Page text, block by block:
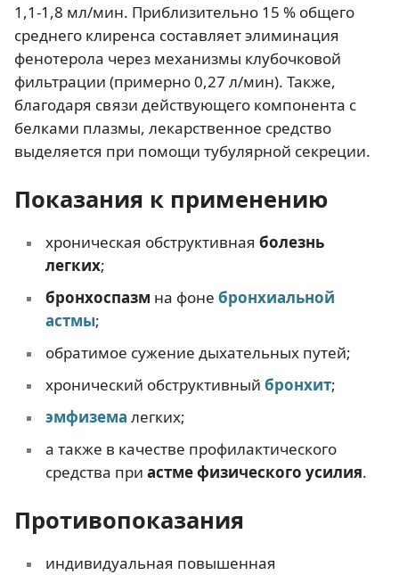
1,1-1,8 мл/мин. Приблизительно 15 % общего
среднего клиренса составляет элиминация
фенотерола через механизмы клубочковой
фильтрации (примерно 0,27 л/мин). Также,
благодаря связи действующего компонента с
белками плазмы, лекарственное средство
выделяется при помощи тубулярной секреции.
Показания к применению
хроническая обструктивная болезнь
легких;
бронхоспазм на фоне бронхиальной
астмы;
обратимое сужение дыхательных путей;
хронический обструктивный бронхит;
эмфизема легких;
а также в качестве профилактического
средства при астме физического усилия.
Противопоказания
индивидуальная повышенная